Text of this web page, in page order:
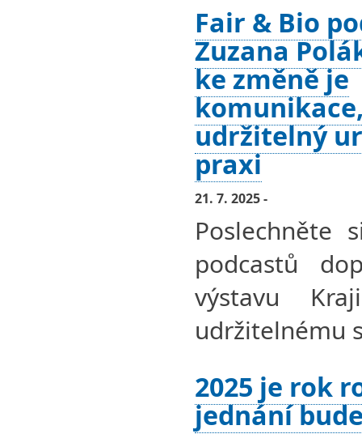
Fair & Bio
Zuzana
ke změně je
udržitelný
praxi
21. 7. 2025 -
Poslechněte
podcastů
výstavu
udržitelnému
2025 je rok
jednání